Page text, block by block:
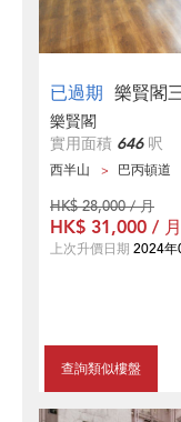
已過期 樂賢閣
樂賢閣
實用面積 646呎
西半山 巴丙頓道
查詢類似樓盤
HK$ 28,000 / 月
HK$ 31,000 / 月
上次升價日期 2024年